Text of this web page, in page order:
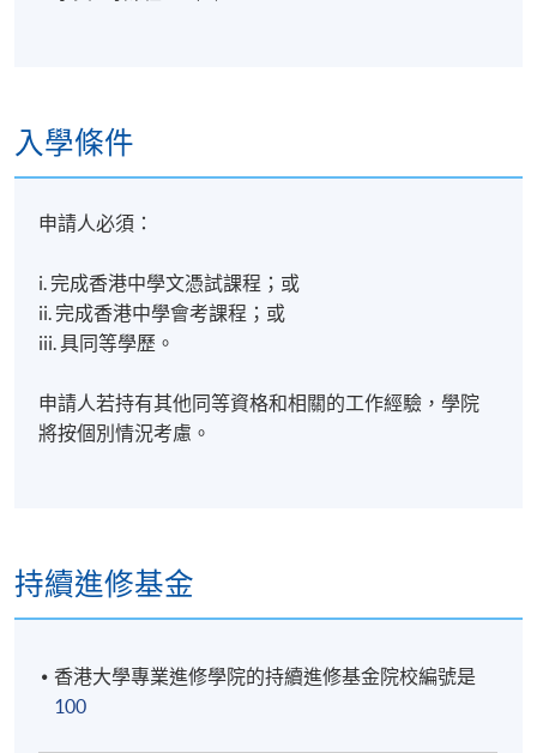
入學條件
申請人必須：
i. 完成香港中學文憑試課程；或
ii. 完成香港中學會考課程；或
iii. 具同等學歷。
申請人若持有其他同等資格和相關的工作經驗，學院
將按個別情況考慮。
持續進修基金
香港大學專業進修學院的持續進修基金院校編號是
100